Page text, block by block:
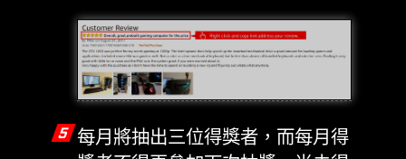
5 每月將抽出三位得獎者，而每月得